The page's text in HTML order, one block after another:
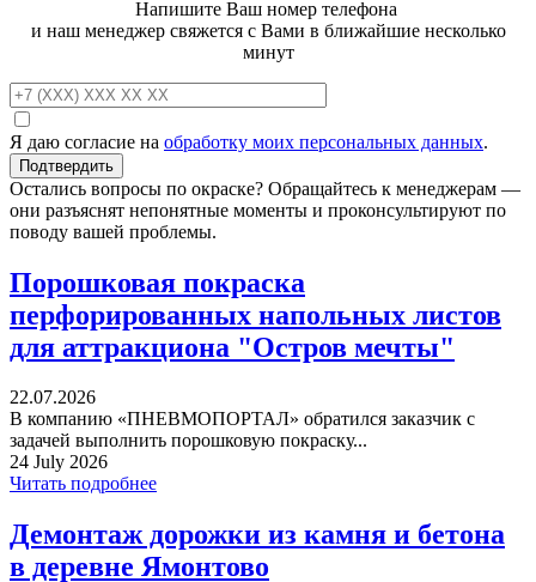
Напишите Ваш номер телефона
и наш менеджер свяжется с Вами в ближайшие несколько
минут
Я даю согласие на обработку моих персональных данных.
Остались вопросы по окраске? Обращайтесь к менеджерам —
они разъяснят непонятные моменты и проконсультируют по
поводу вашей проблемы.
Порошковая покраска
перфорированных напольных листов
для аттракциона "Остров мечты"
22.07.2026
В компанию «ПНЕВМОПОРТАЛ» обратился заказчик с
задачей выполнить порошковую покраску...
24 July 2026
Читать подробнее
Демонтаж дорожки из камня и бетона
в деревне Ямонтово